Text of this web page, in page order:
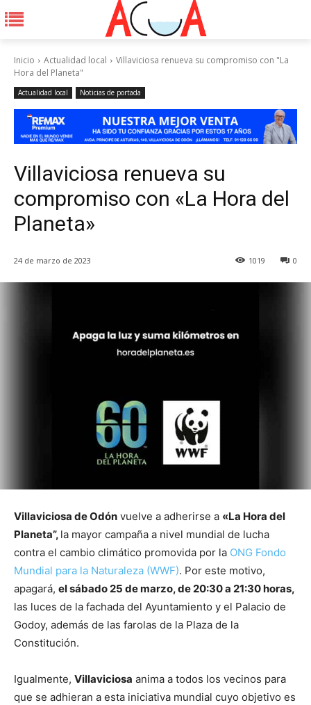
Inicio Actualidad local
Villaviciosa renueva su compromiso con "La
Hora del Planeta"
Actualidad local Noticias de portada
Villaviciosa renueva su
compromiso con «La Hora del
Planeta»
24 de marzo de 2023 0
1019
Villaviciosa de Odón vuelve a adherirse a «La Hora del
Planeta”, la mayor campaña a nivel mundial de lucha
contra el cambio climático promovida por la ONG Fondo
Mundial para la Naturaleza (WWF). Por este motivo,
apagará, el sábado 25 de marzo, de 20:30 a 21:30 horas,
las luces de la fachada del Ayuntamiento y el Palacio de
Godoy, además de las farolas de la Plaza de la
Constitución.
Igualmente, Villaviciosa anima a todos los vecinos para
que se adhieran a esta iniciativa mundial cuyo objetivo es